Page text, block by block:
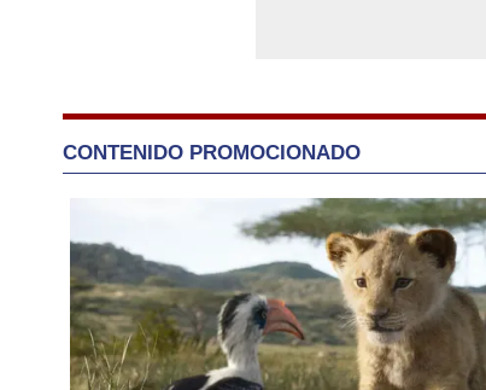
CONTENIDO PROMOCIONADO